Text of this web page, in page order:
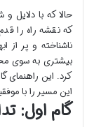
حالا که با دلایل
که نقشه راه را
ناشناخته و پر از
بیشتری به سوی
کرد. این راهنمای
این مسیر را با
گام اول: